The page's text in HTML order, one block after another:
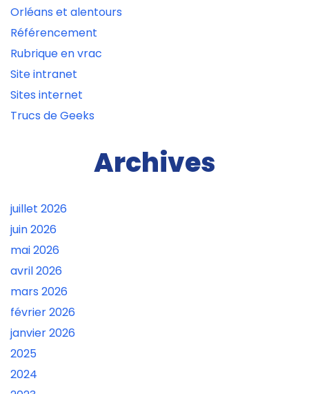
Orléans et alentours
Référencement
Rubrique en vrac
Site intranet
Sites internet
Trucs de Geeks
Archives
juillet 2026
juin 2026
mai 2026
avril 2026
mars 2026
février 2026
janvier 2026
2025
2024